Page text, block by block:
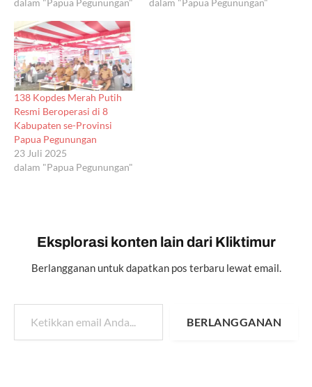
Kabupaten se-Provinsi
dalam "Papua Pegunungan"
138 Kopdes Merah Putih
Resmi Beroperasi di 8
Kabupaten se-Provinsi
Papua Pegunungan
23 Juli 2025
dalam "Papua Pegunungan"
Eksplorasi konten lain dari Kliktimur
Berlangganan untuk dapatkan pos terbaru lewat email.
Ketikkan email Anda...
BERLANGGANAN